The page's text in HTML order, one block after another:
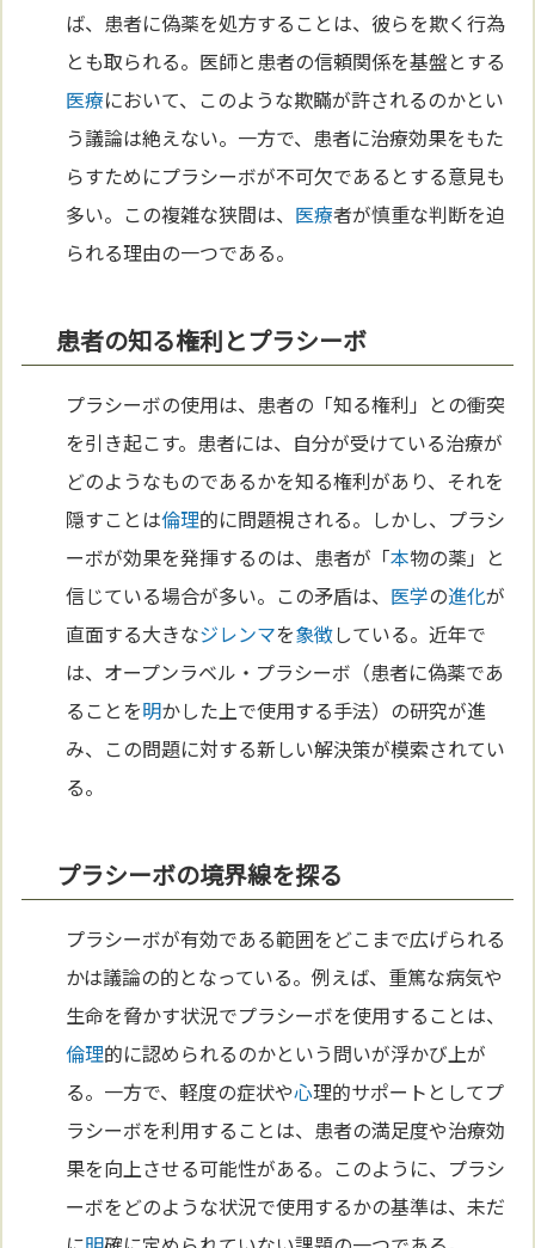
ば、患者に偽薬を処方することは、彼らを欺く行為
とも取られる。医師と患者の信頼関係を基盤とする
医療において、このような欺瞞が許されるのかとい
う議論は絶えない。一方で、患者に治療効果をもた
らすためにプラシーボが不可欠であるとする意見も
多い。この複雑な狭間は、 医療者が慎重な判断を迫
られる理由の一つである。
患者の知る権利とプラシーボ
プラシーボの使用は、患者の「知る権利」との衝突
を引き起こす。患者には、自分が受けている治療が
どのようなものであるかを知る権利があり、それを
隠すことは倫理的に問題視される。しかし、プラシ
ーボが効果を発揮するのは、患者が「本物の薬」と
信じている場合が多い。この矛盾は、 医学の進化が
直面する大きなジレンマを象徴している。近年で
は、オープンラベル・プラシーボ（患者に偽薬であ
ることを明かした上で使用する手法）の研究が進
み、この問題に対する新しい解決策が模索されてい
る。
プラシーボの境界線を探る
プラシーボが有効である範囲をどこまで広げられる
かは議論の的となっている。例えば、重篤な病気や
生命を脅かす状況でプラシーボを使用することは、
倫理的に認められるのかという問いが浮かび上が
る。一方で、軽度の症状や心理的サポートとしてプ
ラシーボを利用することは、患者の満足度や治療効
果を向上させる可能性がある。このように、プラシ
ーボをどのような状況で使用するかの基準は、未だ